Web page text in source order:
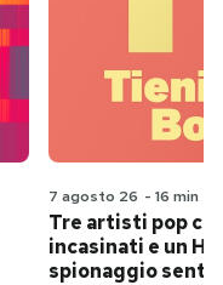
7 agosto 26 - 16 min
Tre artisti pop
incasinati e un
spionaggio